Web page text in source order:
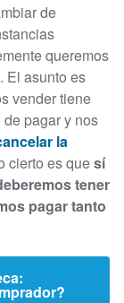
de
queremos
El asunto es
vender tiene
pagar y nos
la
cierto es quesí
tener
pagar tanto